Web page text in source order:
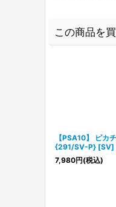
この商品を
【PSA10】 ピカ
{291/SV-P} [SV]
7,980円(税込)